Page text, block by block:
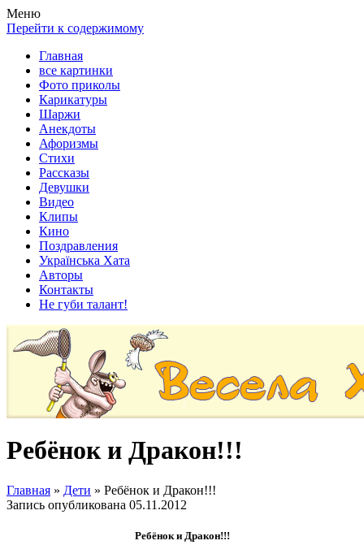
Весела хата — прикольные картинки, смешные истории,
клипы!
Покажем всем ваши фото приколы, карикатуры, шаржи, стихи,
рассказы, видео и песни!
Меню
Перейти к содержимому
Главная
все картинки
Фото приколы
Карикатуры
Шаржи
Анекдоты
Афоризмы
Стихи
Рассказы
Девушки
Видео
Клипы
Кино
Поздравления
Українська Хата
Авторы
Контакты
Не губи талант!
Ребёнок и Дракон!!!
Главная » Дети » Ребёнок и Дракон!!!
Запись опубликована 05.11.2012
Ребёнок и Дракон!!!